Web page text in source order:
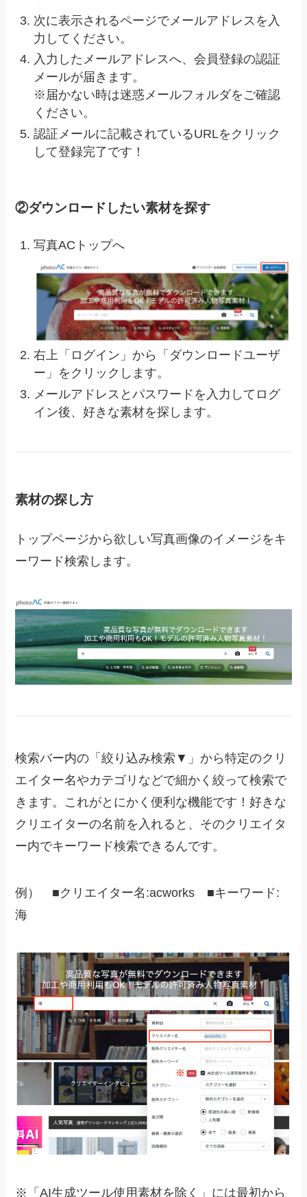
次に表示されるページでメールアドレスを入
力してください。
入力したメールアドレスへ、会員登録の認証
メールが届きます。
※届かない時は迷惑メールフォルダをご確認
ください。
認証メールに記載されているURLをクリック
して登録完了です！
②ダウンロードしたい素材を探す
写真ACトップへ
右上「ログイン」から「ダウンロードユーザ
ー」をクリックします。
メールアドレスとパスワードを入力してログ
イン後、好きな素材を探します。
素材の探し方
トップページから欲しい写真画像のイメージをキ
ーワード検索します。
検索バー内の「絞り込み検索▼」から特定のクリ
エイター名やカテゴリなどで細かく絞って検索で
きます。これがとにかく便利な機能です！好きな
クリエイターの名前を入れると、そのクリエイタ
ー内でキーワード検索できるんです。
例） ■クリエイター名:acworks ■キーワード:
海
※「AI生成ツール使用素材を除く」には最初から